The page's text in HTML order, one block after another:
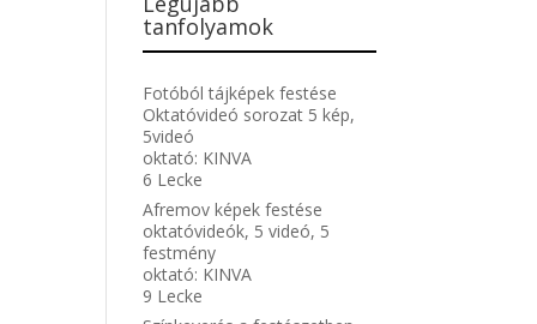
tanfolyamok
Fotóból tájképek festése
Oktatóvideó sorozat 5 kép,
5videó
oktató: KINVA
6 Lecke
Afremov képek festése
oktatóvideók, 5 videó, 5
festmény
oktató: KINVA
9 Lecke